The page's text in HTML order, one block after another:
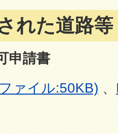
れた道路等
申請書
ァイル:50KB) 、